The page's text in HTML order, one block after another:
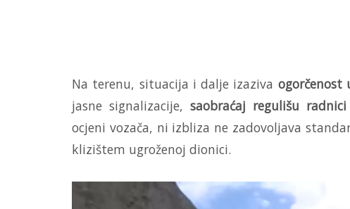
Na terenu, situacija i dalje izaziva ogorčenost
jasne signalizacije, saobraćaj regulišu
ocjeni vozača, ni izbliza ne zadovoljava
klizištem ugroženoj dionici.